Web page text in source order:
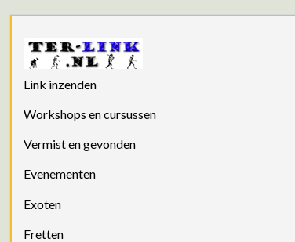
Link inzenden
Workshops en cursussen
Vermist en gevonden
Evenementen
Exoten
Fretten